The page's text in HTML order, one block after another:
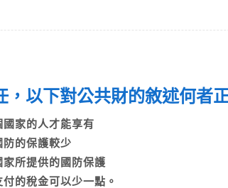
以下對公共財的敘述何者
家的人才能享有
的保護較少
所提供的國防保護
的稅金可以少一點。